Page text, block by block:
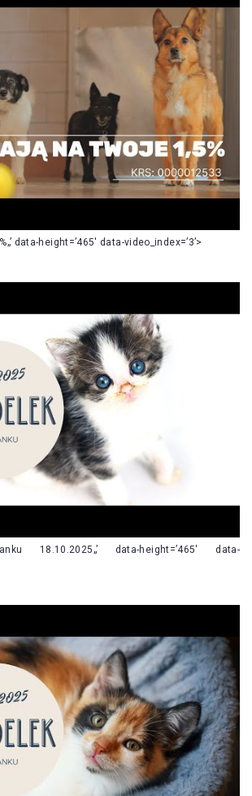
data-height=’465′ data-video_index=’3’>
18.10.2025„’ data-height=’465′ data-